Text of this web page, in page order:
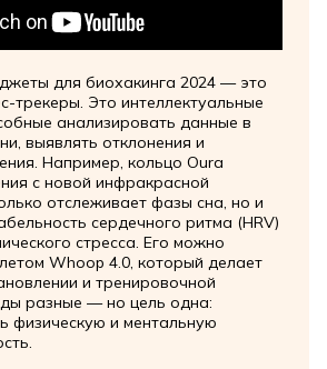
для биохакинга 2024 — это
трекеры. Это интеллектуальные
анализировать данные в
выявлять отклонения и
Например, кольцо Oura
с новой инфракрасной
отслеживает фазы сна, но и
сердечного ритма (HRV)
стресса. Его можно
Whoop 4.0, который делает
и тренировочной
разные — но цель одна:
физическую и ментальную